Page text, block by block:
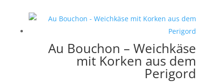
Au Bouchon – Weichkäse
mit Korken aus dem
Perigord